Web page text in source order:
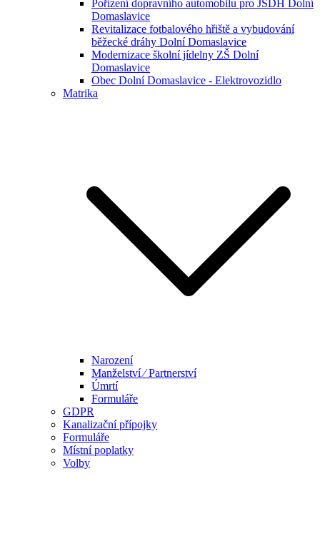
Pořízení dopravního automobilu pro JSDH Dolní
Domaslavice
Revitalizace fotbalového hřiště a vybudování
běžecké dráhy Dolní Domaslavice
Modernizace školní jídelny ZŠ Dolní
Domaslavice
Obec Dolní Domaslavice - Elektrovozidlo
Matrika
Narození
Manželství ⁄ Partnerství
Úmrtí
Formuláře
GDPR
Kanalizační přípojky
Formuláře
Místní poplatky
Volby